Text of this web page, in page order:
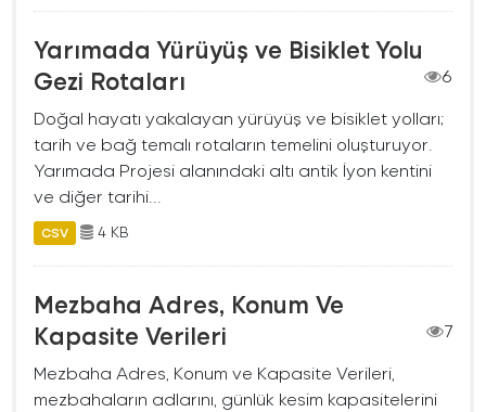
Yarımada Yürüyüş ve Bisiklet Yolu
Gezi Rotaları
6
Doğal hayatı yakalayan yürüyüş ve bisiklet yolları;
tarih ve bağ temalı rotaların temelini oluşturuyor.
Yarımada Projesi alanındaki altı antik İyon kentini
ve diğer tarihi...
CSV 4 KB
Mezbaha Adres, Konum Ve
Kapasite Verileri
7
Mezbaha Adres, Konum ve Kapasite Verileri,
mezbahaların adlarını, günlük kesim kapasitelerini